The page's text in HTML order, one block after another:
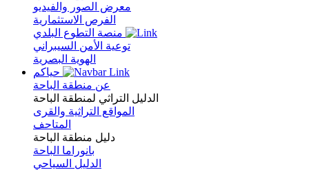
معرض الصور والفيديو
الفرص الاستثمارية
منصة التطوع البلدي
توعية الأمن السيبراني
الهوية البصرية
عن منطقة الباحة
الدليل التراثي لمنطقة الباحة
المواقع التراثية والقرى
المتاحف
دليل منطقة الباحة
بانوراما الباحة
الدليل السياحي